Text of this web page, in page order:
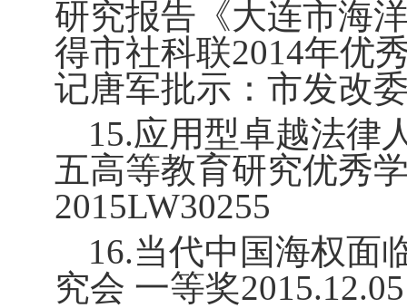
研究报告《大连市海
得市社科联2014年优
记唐军批示：市发改
15.应用型卓越法律
五高等教育研究优秀
2015LW30255
16.当代中国海权面
究会 一等奖2015.12.05